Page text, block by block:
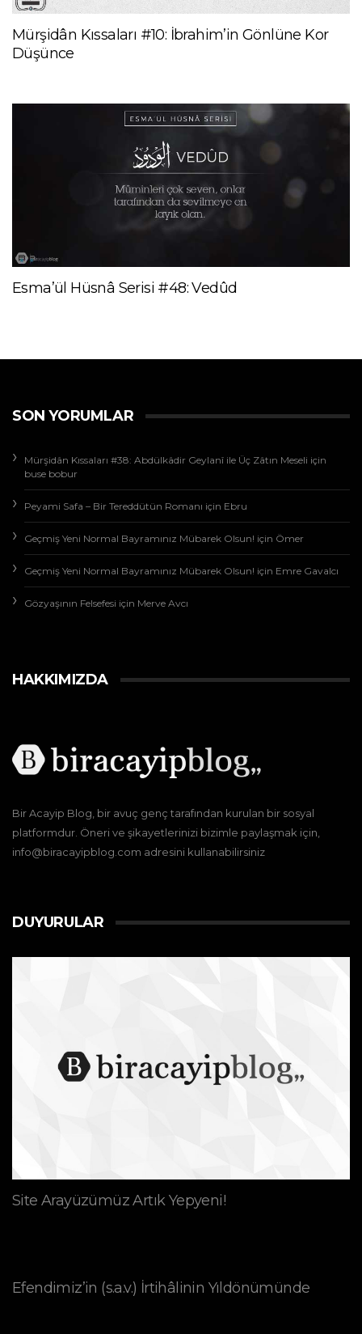
Mürşidân Kıssaları #10: İbrahim’in Gönlüne Kor
Düşünce
Esma’ül Hüsnâ Serisi #48: Vedûd
SON YORUMLAR
Mürşidân Kıssaları #38: Abdülkâdir Geylanî ile Üç Zâtın Meseli için
buse bobur
Peyami Safa – Bir Tereddütün Romanı için Ebru
Geçmiş Yeni Normal Bayramınız Mübarek Olsun! için Ömer
Geçmiş Yeni Normal Bayramınız Mübarek Olsun! için Emre Gavalcı
Gözyaşının Felsefesi için Merve Avcı
HAKKIMIZDA
Bir Acayip Blog, bir avuç genç tarafından kurulan bir sosyal
platformdur. Öneri ve şikayetlerinizi bizimle paylaşmak için,
info@biracayipblog.com adresini kullanabilirsiniz
DUYURULAR
Site Arayüzümüz Artık Yepyeni!
Efendimiz’in (s.a.v.) İrtihâlinin Yıldönümünde